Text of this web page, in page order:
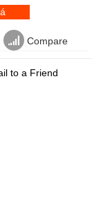
Compare
to a Friend